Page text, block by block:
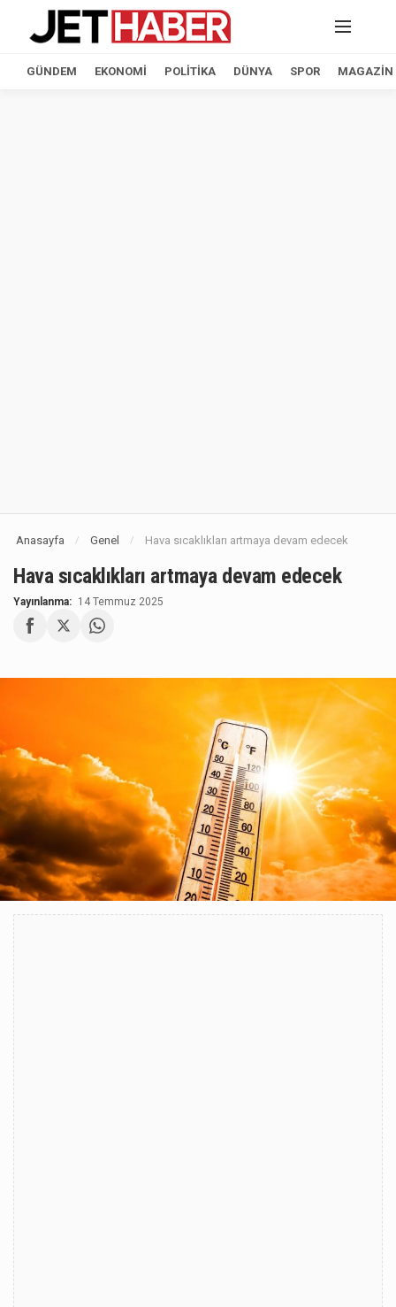
GÜNDEM EKONOMI POLITIKA DÜNYA SPOR MAGAZIN
Anasayfa / Genel / Hava sıcaklıkları artmaya devam edecek
Hava sıcaklıkları artmaya devam edecek
Yayınlanma: 14 Temmuz 2025